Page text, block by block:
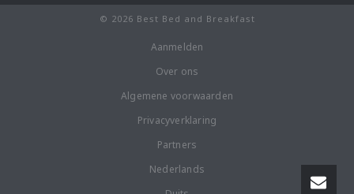
© 2026 Best Bed and Breakfast
Aanmelden
Over ons
Algemene voorwaarden
Privacyverklaring
Partners
Nederlands